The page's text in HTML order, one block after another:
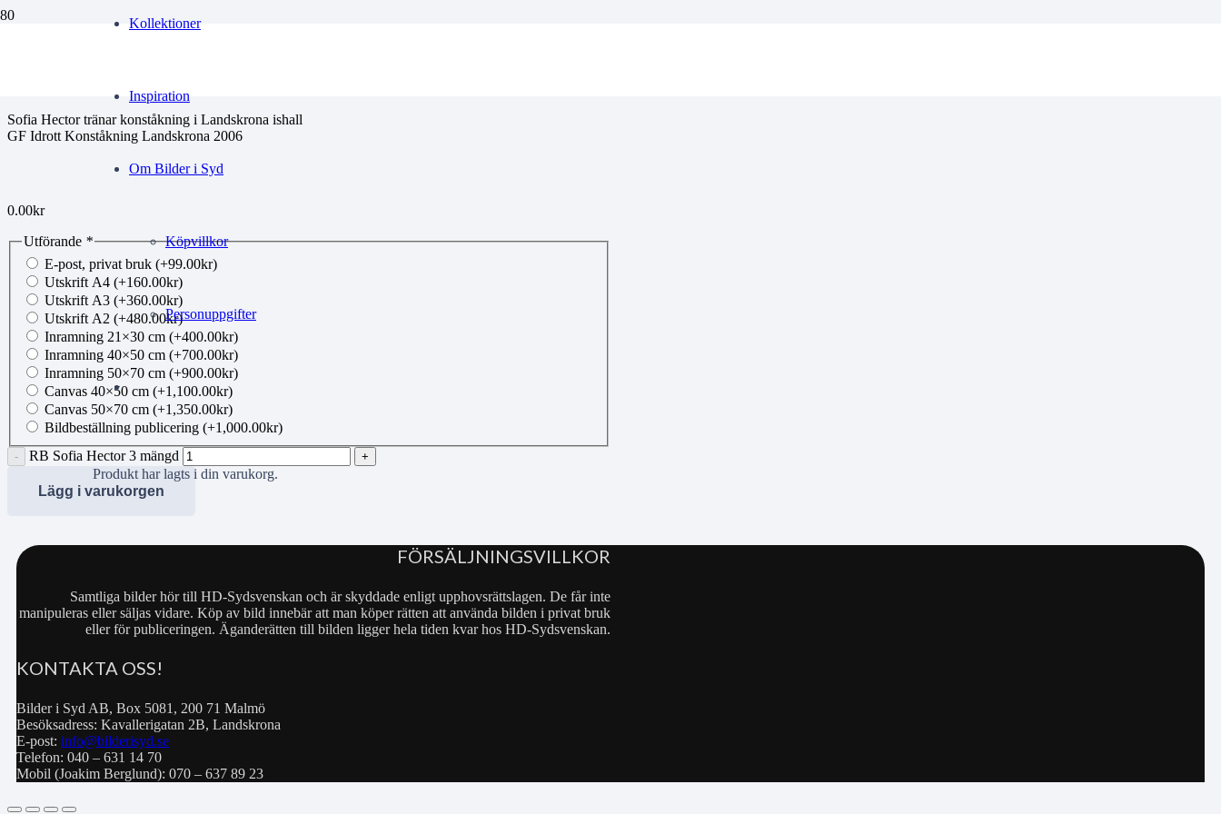
Kollektioner
Inspiration
Om Bilder i Syd
Köpvillkor
Personuppgifter
Produkt har lagts i din varukorg.
Sofia Hector tränar konståkning i Landskrona ishall
GF Idrott Konståkning Landskrona 2006
0.00kr
Utförande *
E-post, privat bruk (+99.00kr)
Utskrift A4 (+160.00kr)
Utskrift A3 (+360.00kr)
Utskrift A2 (+480.00kr)
Inramning 21×30 cm (+400.00kr)
Inramning 40×50 cm (+700.00kr)
Inramning 50×70 cm (+900.00kr)
Canvas 40×50 cm (+1,100.00kr)
Canvas 50×70 cm (+1,350.00kr)
Bildbeställning publicering (+1,000.00kr)
RB Sofia Hector 3 mängd
Lägg i varukorgen
FÖRSÄLJNINGSVILLKOR
Samtliga bilder hör till HD-Sydsvenskan och är skyddade enligt upphovsrättslagen. De får inte
manipuleras eller säljas vidare. Köp av bild innebär att man köper rätten att använda bilden i privat bruk
eller för publiceringen. Äganderätten till bilden ligger hela tiden kvar hos HD-Sydsvenskan.
KONTAKTA OSS!
Bilder i Syd AB, Box 5081, 200 71 Malmö
Besöksadress: Kavallerigatan 2B, Landskrona
E-post: info@bilderisyd.se
Telefon: 040 – 631 14 70
Mobil (Joakim Berglund): 070 – 637 89 23